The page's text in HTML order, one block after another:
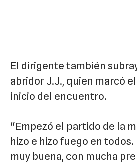
El dirigente también
abridor J.J., quien marcó
inicio del encuentro.
“Empezó el partido de la
hizo e hizo fuego en todos.
muy buena, con mucha